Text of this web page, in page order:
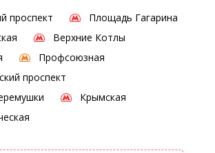
проспект
Площадь Гагарина
Верхние Котлы
Профсоюзная
проспект
Крымская